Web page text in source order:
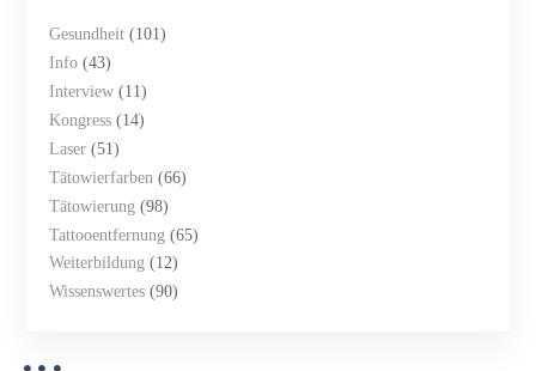
Gesundheit (101)
Info (43)
Interview (11)
Kongress (14)
Laser (51)
Tätowierfarben (66)
Tätowierung (98)
Tattooentfernung (65)
Weiterbildung (12)
Wissenswertes (90)